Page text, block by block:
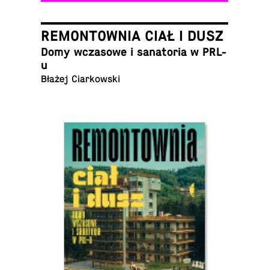
REMONTOWNIA CIAŁ I DUSZ
Domy wcza­sowe i sana­to­ria w PRL-
u
Błażej Ciarkowski